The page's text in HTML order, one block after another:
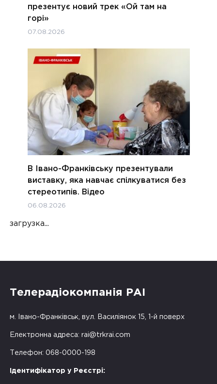
презентує новий трек «Ой там на
горі»
07.08.2026
В Івано-Франківську презентували
виставку, яка навчає спілкуватися без
стереотипів. Відео
06.08.2026
загрузка...
Телерадіокомпанія РАІ
м. Івано-Франківськ, вул. Василіянок 15, 1-й поверх
Електронна адреса: rai@trkrai.com
Телефон: 068-0000-198
Ідентифікатор у Реєстрі: